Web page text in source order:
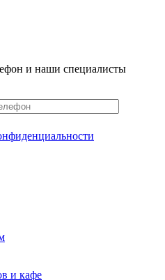
и наши специалисты
и кафе